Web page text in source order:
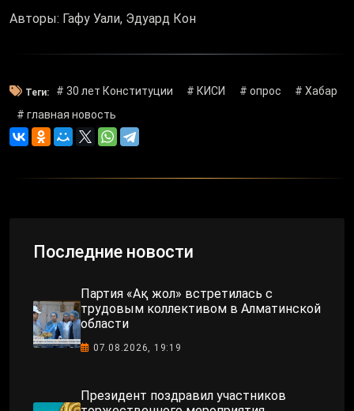
Авторы: Гафу Уали, Эдуард Кон
Теги: # 30 лет Конституции # КИСИ # опрос
# Хабар
# главная новость
Последние новости
Партия «Ақ жол» встретилась с
трудовым коллективом в Алматинской
области
07.08.2026, 19:19
Президент поздравил участников